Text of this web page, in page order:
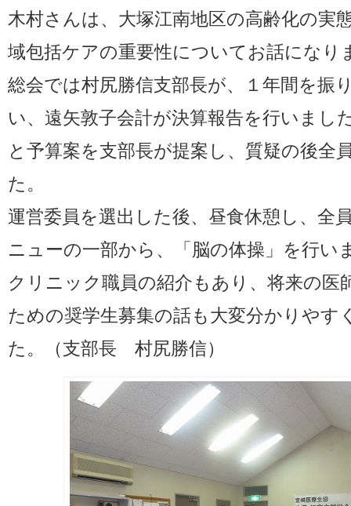
木村さんは、大塚江南地区の高齢化の実
域包括ケアの重要性についてお話になり
総会では村尻勝信支部長が、１年間を振
い、遠矢敦子会計が決算報告を行いまし
と予算案を支部長が提案し、質疑の後全
た。
運営委員を選出した後、昼食休憩し、全
ニューの一部から、「脳の体操」を行い
クリニック職員の紹介もあり、将来の医
ための奨学生募集の話も大変分かりやす
た。（支部長 村尻勝信）